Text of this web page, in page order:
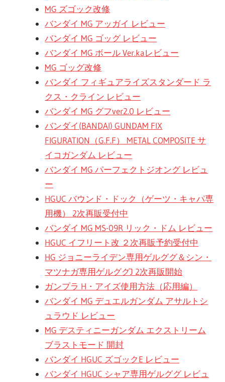
MG ズゴック改修
バンダイ MG アッガイ レビュー
バンダイ MG ゴッグ レビュー
バンダイ MG ボール Ver.kaレビュー
MG ゴッグ改修
バンダイ フィギュアライズスタンダード ラ
クス・クライン レビュー
バンダイ MG グフver2.0 レビュー
バンダイ(BANDAI) GUNDAM FIX
FIGURATION（G.F.F） METAL COMPOSITE サ
イコガンダム レビュー
バンダイ MG パーフェクトジオング レビュ
ー
HGUC バウンド・ドック（ゲーツ・キャパ専
用機） 2次再販受付中
バンダイ MG MS-09R リック・ドム レビュー
HGUC イフリート改 ２次再販予約受付中
HG ジョニーライデン専用ゲルググ＆シン・
マツナガ専用ゲルググJ 2次再販開始
ガンプラ H・アイズ使用方法（応用編）
バンダイ MG デュエルガンダム アサルトシ
ュラウド レビュー
MG デスティニーガンダム エクストリーム
ブラストモード 開封
バンダイ HGUC ズゴックE レビュー
バンダイ HGUC シャア専用ゲルググ レビュ